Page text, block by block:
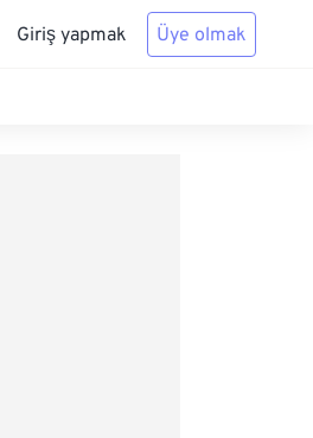
Giriş yapmak Üye olmak